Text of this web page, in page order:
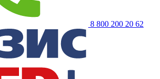
8 800 200 20 62